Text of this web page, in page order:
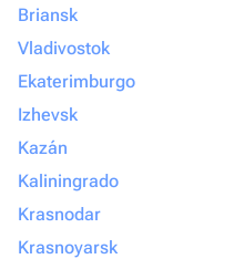
Briansk
Vladivostok
Ekaterimburgo
Izhevsk
Kazán
Kaliningrado
Krasnodar
Krasnoyarsk